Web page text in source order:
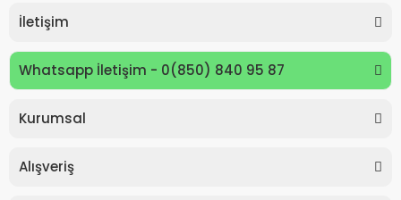
İletişim
Whatsapp İletişim - 0(850) 840 95 87
Kurumsal
Alışveriş